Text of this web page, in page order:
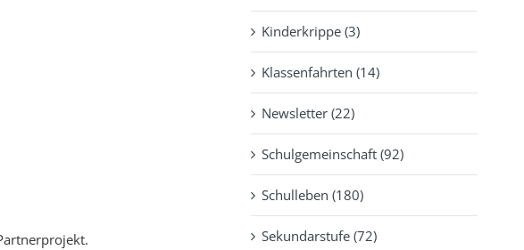
Kinderkrippe (3)
Klassenfahrten (14)
Newsletter (22)
Schulgemeinschaft (92)
Schulleben (180)
Sekundarstufe (72)